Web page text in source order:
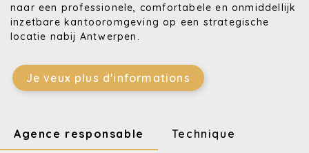
naar een professionele, comfortabele en onmiddellijk
inzetbare kantooromgeving op een strategische
locatie nabij Antwerpen.
Je veux plus d'informations
Agence responsable Technique